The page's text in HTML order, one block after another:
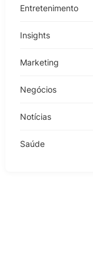
Entretenimento
Insights
Marketing
Negócios
Notícias
Saúde